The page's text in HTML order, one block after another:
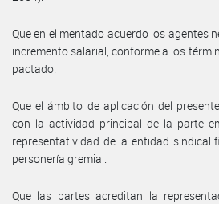
Que en el mentado acuerdo los agentes
incremento salarial, conforme a los
pactado.
Que el ámbito de aplicación del
con la actividad principal de la parte
representatividad de la entidad sindical
personería gremial.
Que las partes acreditan la